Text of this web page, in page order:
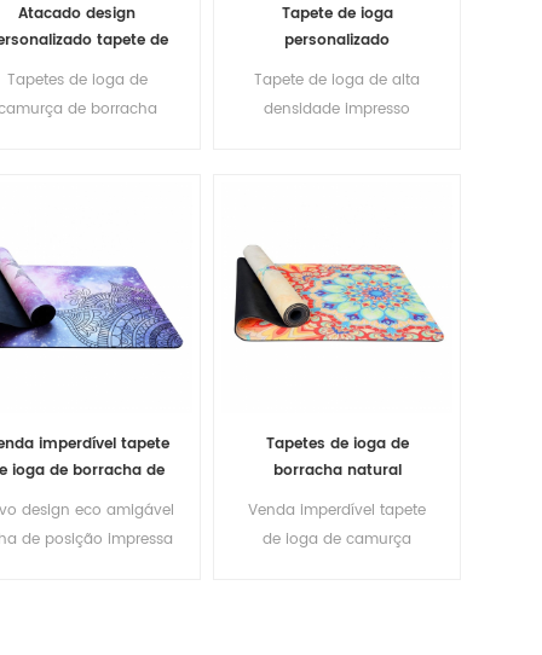
Atacado design
tapete de
etiqueta privada
Tapetes de ioga de
de borracha
Tapete de ioga
personalizado
impresso digital camurça
de borracha natural
Tapete de ioga de alta
densidade impresso
imperdível tapete
ioga de borracha de
tapetes de ioga
eco impressão
personalizada
design eco amigável
de posição impressa
Tapetes de ioga de
borracha natural
imprimíveis
ecologicamente corretos
com tecido de camurça
Venda imperdível tapete
de ioga de camurça